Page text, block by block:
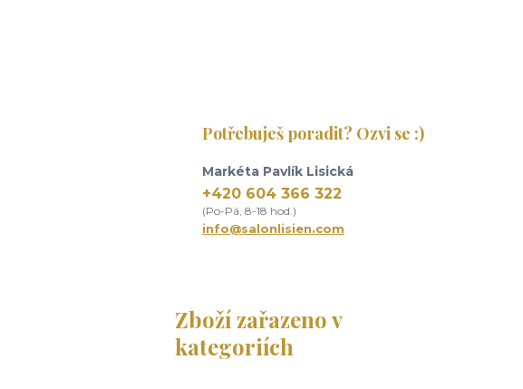
Zboží zařazeno v
kategoriích
Potřebuješ poradit? Ozvi se :)
Markéta Pavlík Lisická
+420 604 366 322
(Po-Pá, 8-18 hod.)
info@salonlisien.com